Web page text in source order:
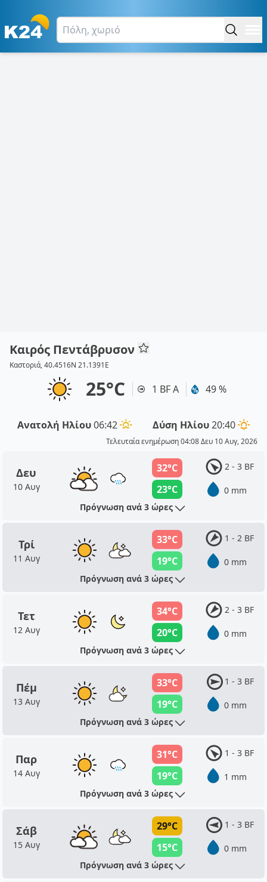
Καιρός Πεντάβρυσον
Καστοριά, 40.4516N 21.1391E
25°C 1 BF Α 49 %
Ανατολή Ηλίου06:42 Δύση Ηλίου20:40
Τελευταία ενημέρωση 04:08 Δευ 10 Αυγ, 2026
Δευ
10 Αυγ
32°C
23°C
2 - 3 BF
0 mm
Πρόγνωση ανά 3 ώρες
Τρί
11 Αυγ
33°C
19°C
1 - 2 BF
0 mm
Πρόγνωση ανά 3 ώρες
Τετ
12 Αυγ
34°C
20°C
2 - 3 BF
0 mm
Πρόγνωση ανά 3 ώρες
Πέμ
13 Αυγ
33°C
19°C
1 - 3 BF
0 mm
Πρόγνωση ανά 3 ώρες
Παρ
14 Αυγ
31°C
19°C
1 - 3 BF
1 mm
Πρόγνωση ανά 3 ώρες
Σάβ
15 Αυγ
29°C
15°C
1 - 3 BF
0 mm
Πρόγνωση ανά 3 ώρες